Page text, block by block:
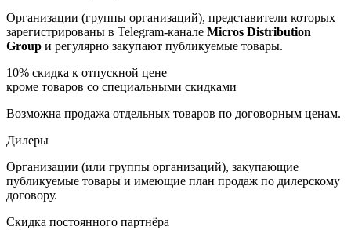
Организации (группы организаций), представители которых
зарегистрированы в Telegram-канале Micros Distribution
Group и регулярно закупают публикуемые товары.
10% скидка к отпускной цене
кроме товаров со специальными скидками
Возможна продажа отдельных товаров по договорным ценам.
Дилеры
Организации (или группы организаций), закупающие
публикуемые товары и имеющие план продаж по дилерскому
договору.
Скидка постоянного партнёра